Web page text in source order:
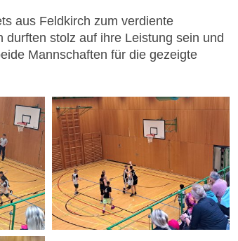
aus Feldkirch zum verdiente
stolz auf ihre Leistung sein und
Mannschaften für die gezeigte